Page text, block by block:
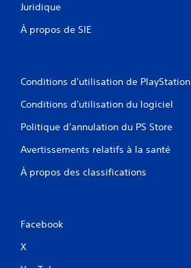
Juridique
À propos de SIE
Conditions d'utilisation de PlayStation
Conditions d'utilisation du logiciel
Politique d'annulation du PS Store
Avertissements relatifs à la santé
À propos des classifications
Facebook
X